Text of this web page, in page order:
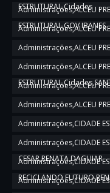
ESTRUTURAL,Cidades
Administrações,ALCEU
ESTRUTURAL,GOV IBANES
Administrações,ALCEU
Administrações,ALCEU
Administrações,ALCEU
Administrações,ALCEU
Administrações,ALCEU
Administrações,CIDADE
Administrações,CIDADE
CESAR,RENATA DAGUIAR
Administrações,CIDADE
RECICLANDO
Administrações,CIDADE